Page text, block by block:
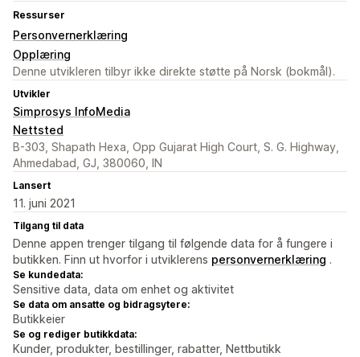
Ressurser
Personvernerklæring
Opplæring
Denne utvikleren tilbyr ikke direkte støtte på Norsk (bokmål).
Utvikler
Simprosys InfoMedia
Nettsted
B-303, Shapath Hexa, Opp Gujarat High Court, S. G. Highway,
Ahmedabad, GJ, 380060, IN
Lansert
11. juni 2021
Tilgang til data
Denne appen trenger tilgang til følgende data for å fungere i
butikken. Finn ut hvorfor i utviklerens personvernerklæring .
Se kundedata:
Sensitive data, data om enhet og aktivitet
Se data om ansatte og bidragsytere:
Butikkeier
Se og rediger butikkdata:
Kunder, produkter, bestillinger, rabatter, Nettbutikk